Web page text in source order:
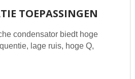
TOEPASSINGEN
condensator biedt hoge
lage ruis, hoge Q,